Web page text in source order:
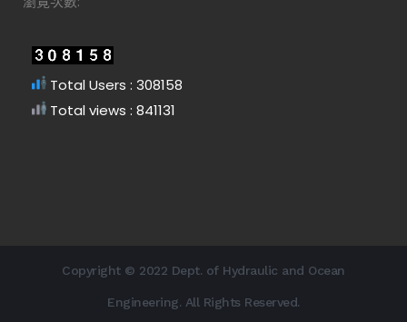
Total Users : 308158
Total views : 841131
Copyright © 2022 Dept. of Hydraulic and Ocean
Engineering. All Rights Reserved.